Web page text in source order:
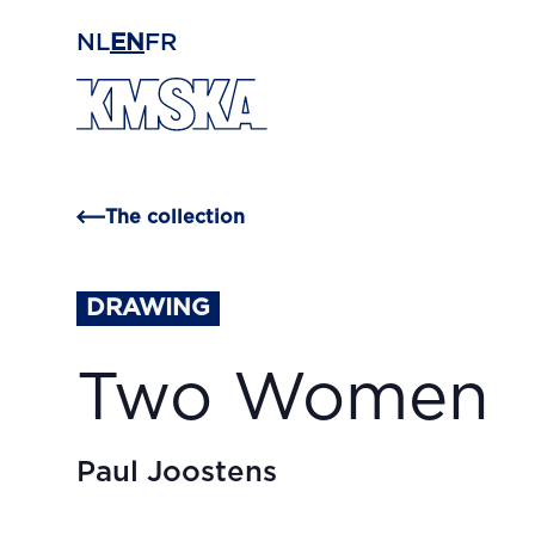
NL EN FR
The collection
DRAWING
Two Women
Paul Joostens